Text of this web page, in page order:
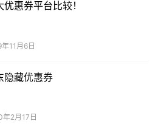
优惠券平台比较！
11月6日
隐藏优惠券
2月17日